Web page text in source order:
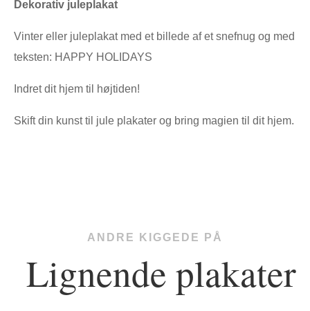
Dekorativ juleplakat
Vinter eller juleplakat med et billede af et snefnug og med
teksten: HAPPY HOLIDAYS
Indret dit hjem til højtiden!
Skift din kunst til jule plakater og bring magien til dit hjem.
ANDRE KIGGEDE PÅ
Lignende plakater